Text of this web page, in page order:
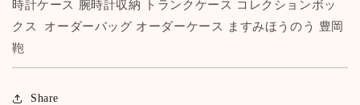
時計ケース 腕時計収納 トランクケース コレクションボッ
クス オーダーバッグ オーダーケース ますみほうのう 豊岡
鞄
Share